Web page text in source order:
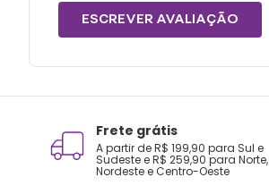
ESCREVER AVALIAÇÃO
Frete grátis
A partir de R$ 199,90 para Sul e
Sudeste e R$ 259,90 para Norte,
Nordeste e Centro-Oeste